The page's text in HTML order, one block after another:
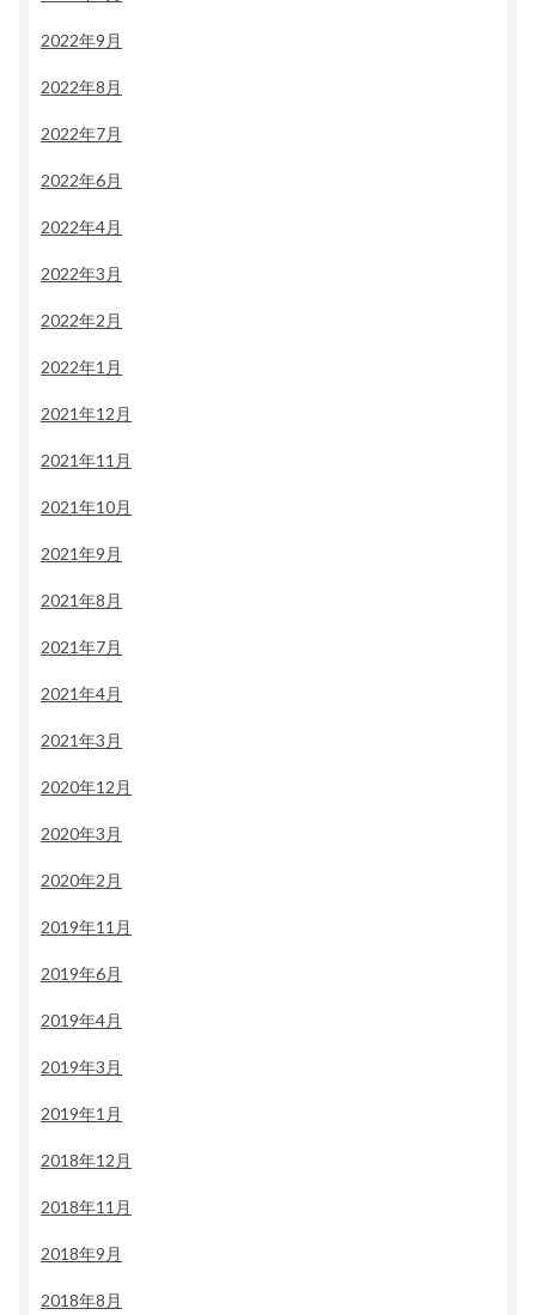
2022年9月
2022年8月
2022年7月
2022年6月
2022年4月
2022年3月
2022年2月
2022年1月
2021年12月
2021年11月
2021年10月
2021年9月
2021年8月
2021年7月
2021年4月
2021年3月
2020年12月
2020年3月
2020年2月
2019年11月
2019年6月
2019年4月
2019年3月
2019年1月
2018年12月
2018年11月
2018年9月
2018年8月